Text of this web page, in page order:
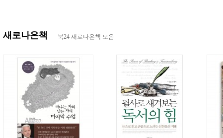
새로나온책 북24 새로나온책 모음